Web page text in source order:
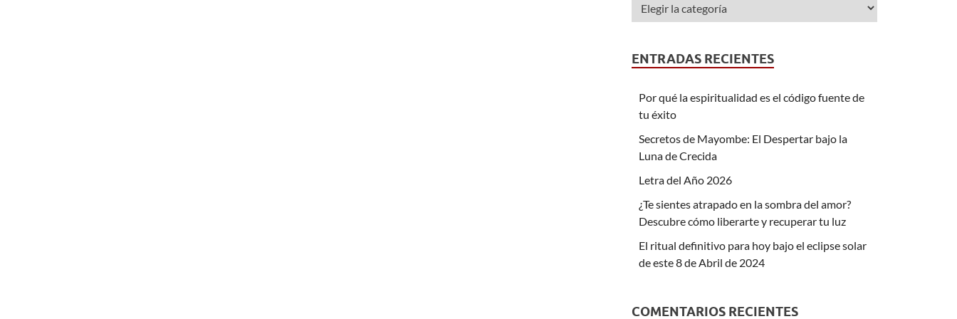
ENTRADAS RECIENTES
Por qué la espiritualidad es el código fuente de
tu éxito
Secretos de Mayombe: El Despertar bajo la
Luna de Crecida
Letra del Año 2026
¿Te sientes atrapado en la sombra del amor?
Descubre cómo liberarte y recuperar tu luz
El ritual definitivo para hoy bajo el eclipse solar
de este 8 de Abril de 2024
COMENTARIOS RECIENTES